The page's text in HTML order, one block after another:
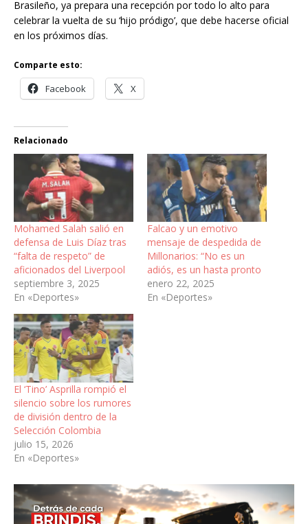
Brasileño, ya prepara una recepción por todo lo alto para
celebrar la vuelta de su ‘hijo pródigo’, que debe hacerse oficial
en los próximos días.
Comparte esto:
Facebook X
Relacionado
Mohamed Salah salió en
defensa de Luis Díaz tras
“falta de respeto” de
aficionados del Liverpool
septiembre 3, 2025
En «Deportes»
Falcao y un emotivo
mensaje de despedida de
Millonarios: “No es un
adiós, es un hasta pronto
enero 22, 2025
En «Deportes»
El ‘Tino’ Asprilla rompió el
silencio sobre los rumores
de división dentro de la
Selección Colombia
julio 15, 2026
En «Deportes»